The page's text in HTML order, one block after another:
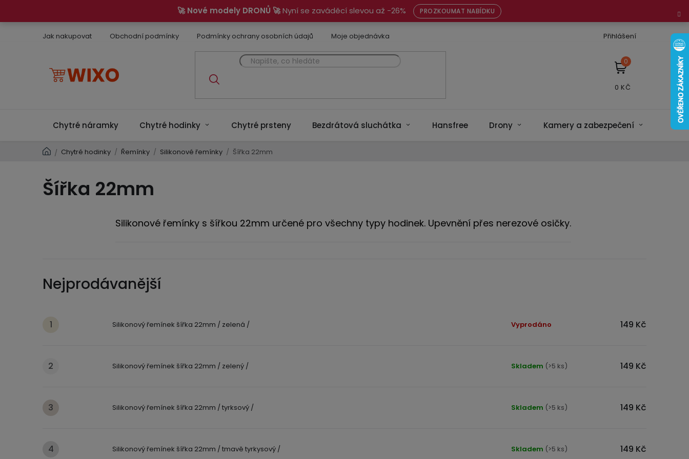
🚀 Nové modely DRONŮ 🚀Nyní se zaváděcí slevou až -26% PROZKOUMAT NABÍDKU
Jak nakupovat Obchodní podmínky Podmínky ochrany osobních údajů Moje objednávka Přihlášení
NÁKUPNÍ
KOŠÍK
Chytré náramky Chytré hodinky Chytré prsteny Bezdrátová sluchátka Hansfree Drony Kamery a zabezpečení
Domů
/ Chytré hodinky / Řemínky / Silikonové řemínky / Šířka 22mm
Šířka 22mm
Silikonové řemínky s šířkou 22mm určené pro všechny typy hodinek. Upevnění přes nerezové osičky.
Nejprodávanější
Silikonový řemínek šířka 22mm / zelená / Vyprodáno 149 Kč
Silikonový řemínek šířka 22mm / zelený / Skladem (>5 ks) 149 Kč
Silikonový řemínek šířka 22mm / tyrksový / Skladem (>5 ks) 149 Kč
Silikonový řemínek šířka 22mm / tmavě tyrkysový / Skladem (>5 ks) 149 Kč